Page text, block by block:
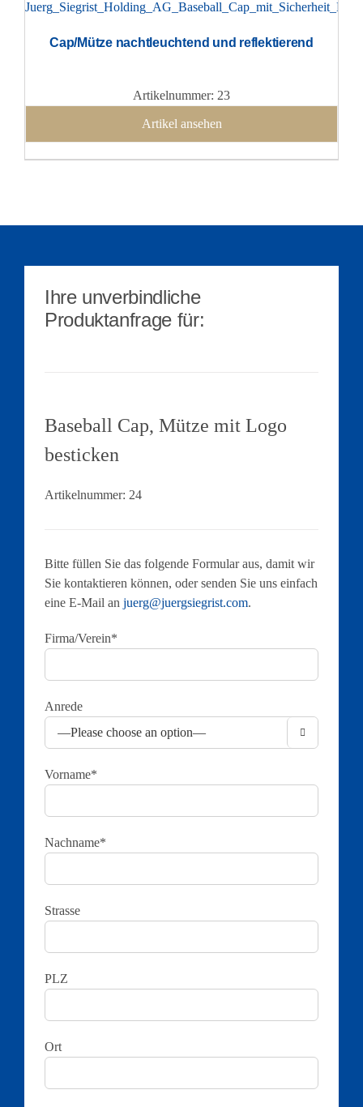
Cap/Mütze nachtleuchtend und reflektierend
Artikelnummer: 23
Artikel ansehen
Ihre unverbindliche
Produktanfrage für:
Baseball Cap, Mütze mit Logo
besticken
Artikelnummer: 24
Bitte füllen Sie das folgende Formular aus, damit wir
Sie kontaktieren können, oder senden Sie uns einfach
eine E-Mail an juerg@juergsiegrist.com.
Firma/Verein*
Anrede

Vorname*
Nachname*
Strasse
PLZ
Ort